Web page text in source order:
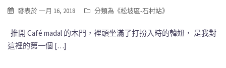
發表於一月 16, 2018 分類為《松坡區-石村站》
推開 Café madal 的木門，裡頭坐滿了打扮入時的韓妞， 是我對
這裡的第一個 […]